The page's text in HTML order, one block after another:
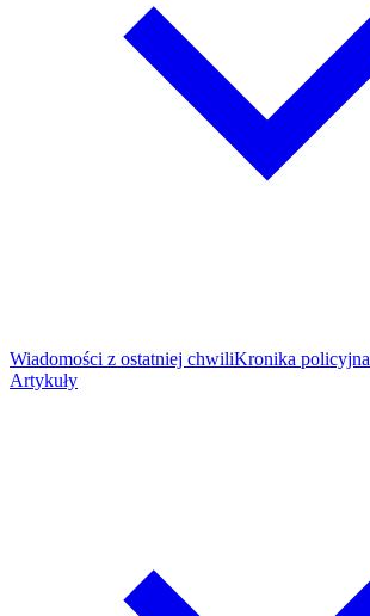
Wiadomości z ostatniej chwiliKronika policyjna
Artykuły